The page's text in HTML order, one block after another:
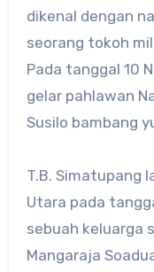
dikenal dengan
seorang tokoh
Pada tanggal 10
gelar pahlawan
Susilo bambang
T.B. Simatupang
Utara pada
sebuah keluarga
Mangaraja